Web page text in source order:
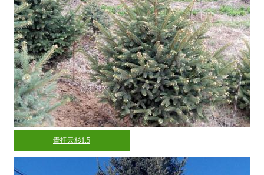
青扦云杉1.5